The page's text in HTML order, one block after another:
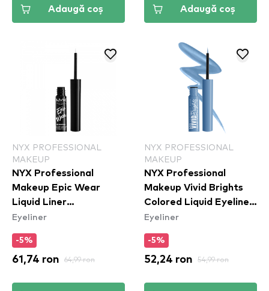
Adaugă coș Adaugă coș
NYX PROFESSIONAL
MAKEUP
NYX Professional
Makeup Epic Wear
Liquid Liner
Waterproof - Tus de
White
Eyeliner
-5%
61,74 ron 64,99 ron
NYX PROFESSIONAL
MAKEUP
NYX Professional
Makeup Vivid Brights
Colored Liquid Eyeliner
- Cobalt Crush
Eyeliner
-5%
52,24 ron 54,99 ron